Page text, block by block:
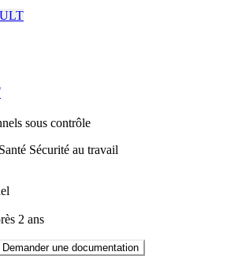
sous contrôle
Sécurité au travail
2 ans
Demander une documentation